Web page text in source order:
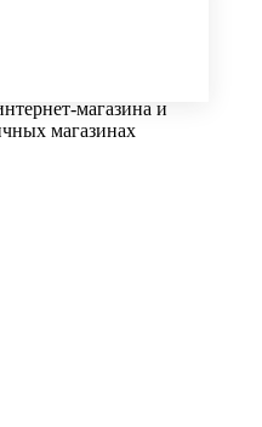
магазина и
магазинах